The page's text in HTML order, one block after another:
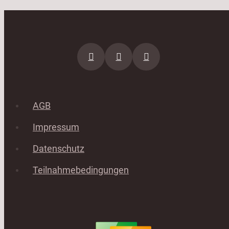
AGB
Impressum
Datenschutz
Teilnahmebedingungen